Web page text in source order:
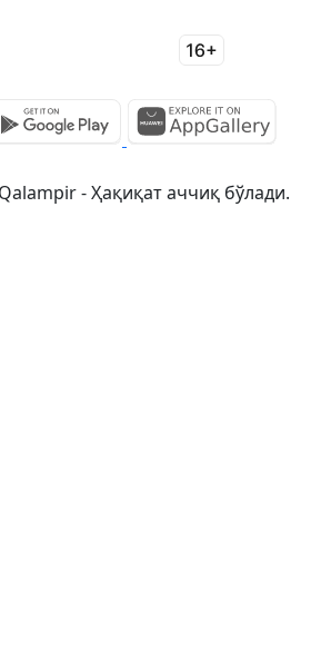
- Ҳақиқат аччиқ бўлади.